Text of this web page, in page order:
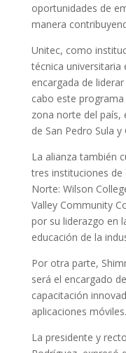
oportunidades de
manera
Unitec, como
técnica universitaria
encargada de
cabo este
zona norte del país,
de San Pedro Sula
La alianza también
tres instituciones de
Norte: Wilson
Valley Community
por su liderazgo en
educación de la
Por otra parte,
será el encargado
capacitación
aplicaciones móviles.
La presidente y